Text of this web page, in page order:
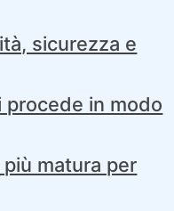
sicurezza e
procede in modo
matura per